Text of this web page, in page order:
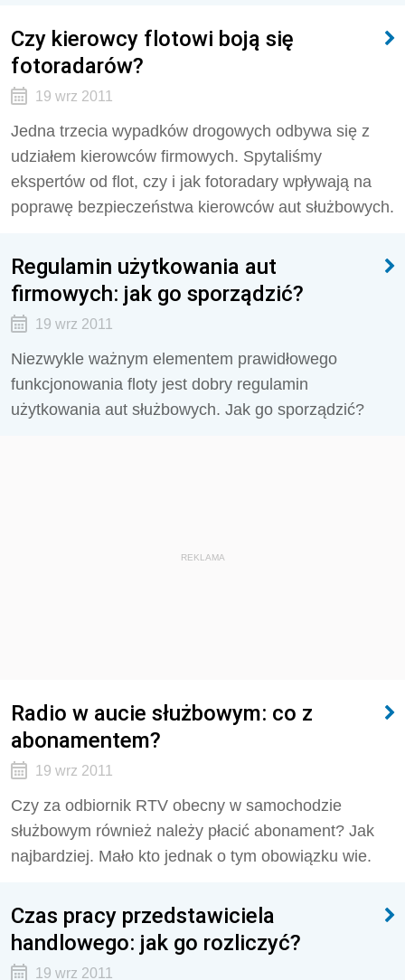
Czy kierowcy flotowi boją się
fotoradarów?
19 wrz 2011
Jedna trzecia wypadków drogowych odbywa się z
udziałem kierowców firmowych. Spytaliśmy
ekspertów od flot, czy i jak fotoradary wpływają na
poprawę bezpieczeństwa kierowców aut służbowych.
Regulamin użytkowania aut
firmowych: jak go sporządzić?
19 wrz 2011
Niezwykle ważnym elementem prawidłowego
funkcjonowania floty jest dobry regulamin
użytkowania aut służbowych. Jak go sporządzić?
REKLAMA
Radio w aucie służbowym: co z
abonamentem?
19 wrz 2011
Czy za odbiornik RTV obecny w samochodzie
służbowym również należy płacić abonament? Jak
najbardziej. Mało kto jednak o tym obowiązku wie.
Czas pracy przedstawiciela
handlowego: jak go rozliczyć?
19 wrz 2011